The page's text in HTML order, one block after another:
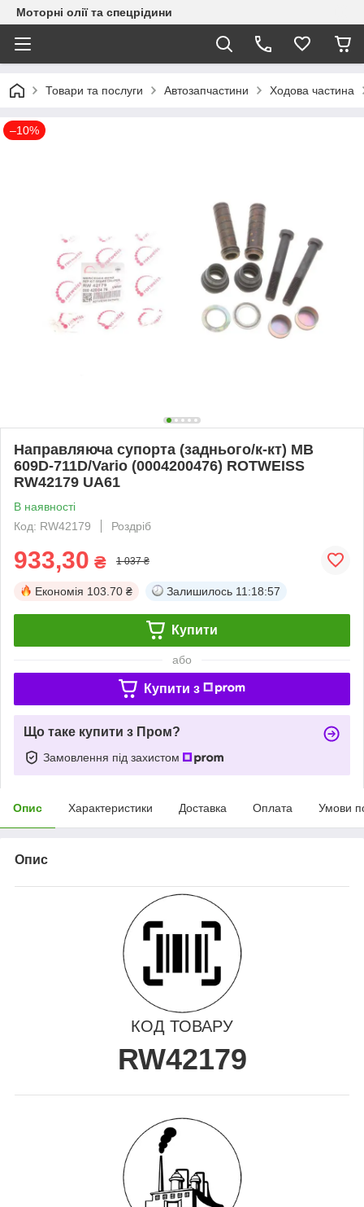
Моторні олії та спецрідини
Товари та послуги Автозапчастини Ходова частина
–10%
Направляюча супорта (заднього/к-кт) MB
609D-711D/Vario (0004200476) ROTWEISS
RW42179 UA61
В наявності
Код: RW42179
Роздріб
933,30 ₴ 1 037 ₴
Економія 103.70 ₴ Залишилось 11:18:57
Купити
або
Купити з
Що таке купити з Пром?
Замовлення під захистом
Опис Характеристики Доставка Оплата Умови
Опис
КОД ТОВАРУ
RW42179